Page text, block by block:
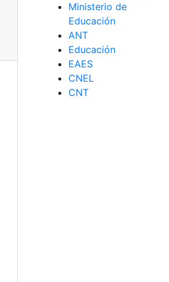
Ministerio de
Educación
ANT
Educación
EAES
CNEL
CNT